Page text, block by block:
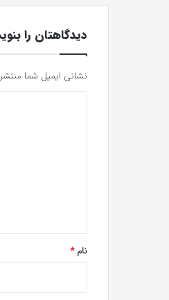
دیدگاهتان را
نشانی ایمیل شما
نام*